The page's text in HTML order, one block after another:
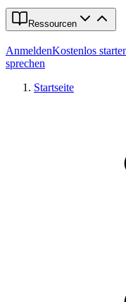
Ressourcen
AnmeldenKostenlos
sprechen
Startseite